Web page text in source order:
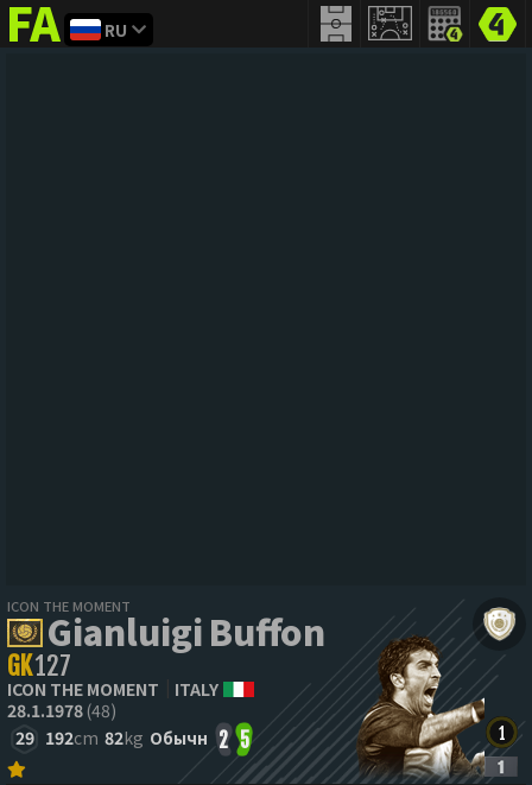
FIFAaddict
RU
ICON THE MOMENT
Gianluigi Buffon
GK127
ICON THE MOMENT
ITALY
28.1.1978(48)
29 192cm 82kg Обычн 2 5